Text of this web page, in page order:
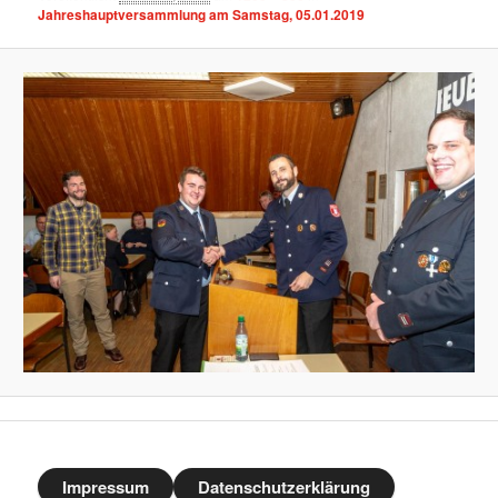
Jahreshauptversammlung am Samstag, 05.01.2019
Impressum Datenschutzerklärung